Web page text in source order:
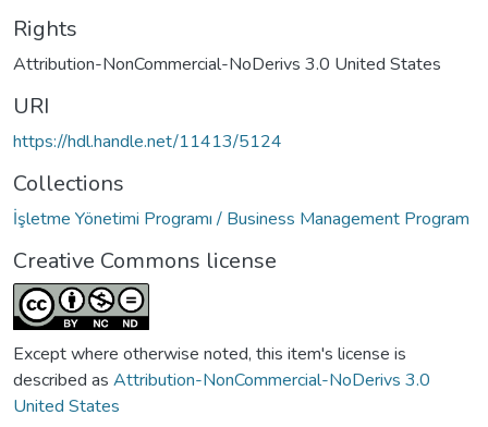
Rights
Attribution-NonCommercial-NoDerivs 3.0 United States
URI
https://hdl.handle.net/11413/5124
Collections
İşletme Yönetimi Programı / Business Management Program
Creative Commons license
Except where otherwise noted, this item's license is
described as Attribution-NonCommercial-NoDerivs 3.0
United States